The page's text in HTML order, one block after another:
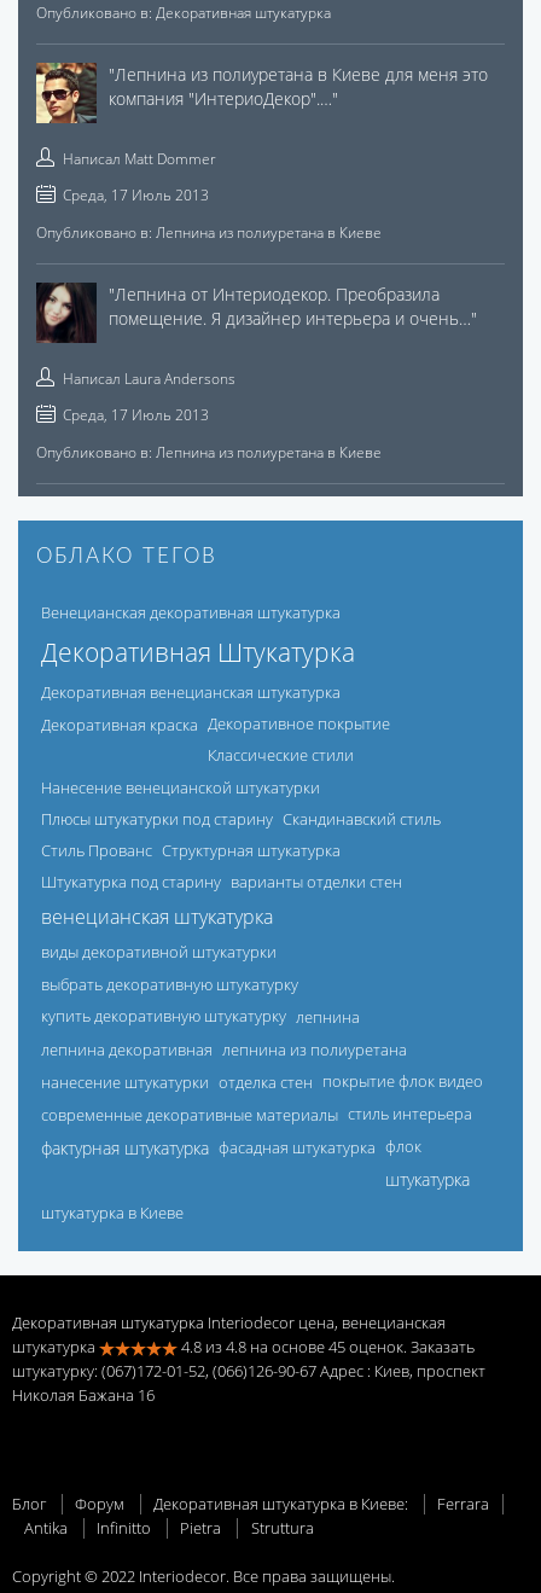
Опубликовано в: Декоративная штукатурка
"Лепнина из полиуретана в Киеве для меня это
компания "ИнтериоДекор".…"
Написал Matt Dommer
Среда, 17 Июль 2013
Опубликовано в: Лепнина из полиуретана в Киеве
"Лепнина от Интериодекор. Преобразила
помещение. Я дизайнер интерьера и очень…"
Написал Laura Andersons
Среда, 17 Июль 2013
Опубликовано в: Лепнина из полиуретана в Киеве
ОБЛАКО ТЕГОВ
Венецианская декоративная штукатурка
Декоративная Штукатурка
Декоративная венецианская штукатурка
Декоративная краска Декоративное покрытие
Классические стили
Нанесение венецианской штукатурки
Плюсы штукатурки под старину Скандинавский стиль
Стиль Прованс Структурная штукатурка
Штукатурка под старину варианты отделки стен
венецианская штукатурка
виды декоративной штукатурки
выбрать декоративную штукатурку
купить декоративную штукатурку лепнина
лепнина декоративная лепнина из полиуретана
нанесение штукатурки отделка стен покрытие флок видео
современные декоративные материалы стиль интерьера
фактурная штукатурка фасадная штукатурка флок
штукатурка
штукатурка в Киеве
Декоративная штукатурка Interiodecor цена, венецианская
штукатурка
4.8 из4.8 на основе45оценок. Заказать
штукатурку: (067)172-01-52, (066)126-90-67 Адрес : Киев, проспект
Николая Бажана 16
Блог Форум Декоративная штукатурка в Киеве:
Ferrara
Antika
Infinitto Pietra Struttura
Copyright © 2022 Interiodecor. Все права защищены.